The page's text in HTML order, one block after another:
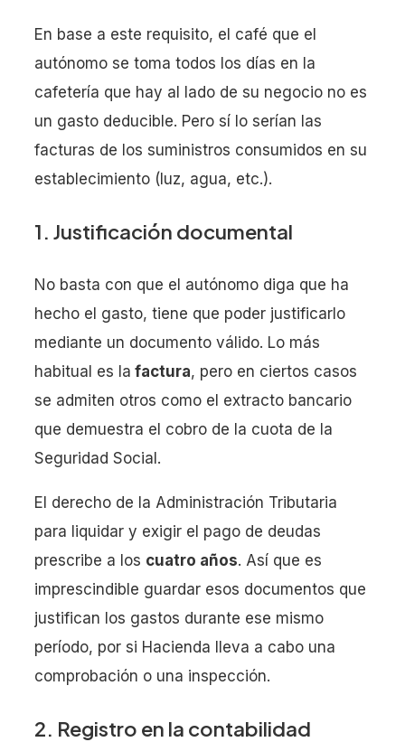
En base a este requisito, el café que el
autónomo se toma todos los días en la
cafetería que hay al lado de su negocio no es
un gasto deducible. Pero sí lo serían las
facturas de los suministros consumidos en su
establecimiento (luz, agua, etc.).
1. Justificación documental
No basta con que el autónomo diga que ha
hecho el gasto, tiene que poder justificarlo
mediante un documento válido. Lo más
habitual es la factura, pero en ciertos casos
se admiten otros como el extracto bancario
que demuestra el cobro de la cuota de la
Seguridad Social.
El derecho de la Administración Tributaria
para liquidar y exigir el pago de deudas
prescribe a los cuatro años. Así que es
imprescindible guardar esos documentos que
justifican los gastos durante ese mismo
período, por si Hacienda lleva a cabo una
comprobación o una inspección.
2. Registro en la contabilidad